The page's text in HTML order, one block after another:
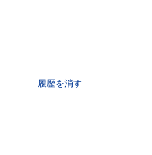
履歴を消す